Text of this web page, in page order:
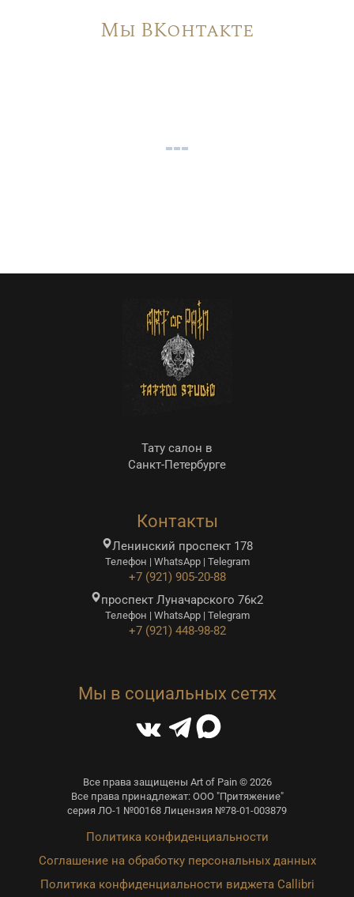
Мы ВКонтакте
Тату салон в
Санкт-Петербурге
Контакты
Ленинский проспект 178
Телефон | WhatsApp | Telegram
+7 (921) 905-20-88
проспект Луначарского 76к2
Телефон | WhatsApp | Telegram
+7 (921) 448-98-82
Мы в социальных сетях
Все права защищены Art of Pain © 2026
Все права принадлежат: ООО "Притяжение"
серия ЛО-1 №00168 Лицензия №78-01-003879
Политика конфиденциальности
Соглашение на обработку персональных данных
Политика конфиденциальности виджета Callibri